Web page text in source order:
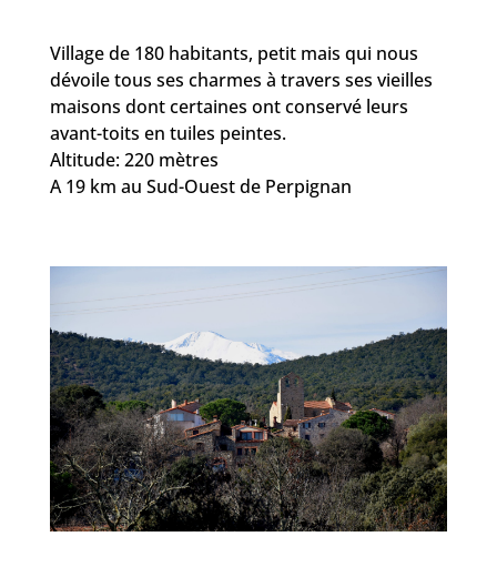
Village de 180 habitants, petit mais qui nous
dévoile tous ses charmes à travers ses vieilles
maisons dont certaines ont conservé leurs
avant-toits en tuiles peintes.
Altitude: 220 mètres
A 19 km au Sud-Ouest de Perpignan